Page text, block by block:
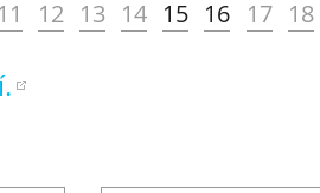
11 12 13 14 15 16 17 18